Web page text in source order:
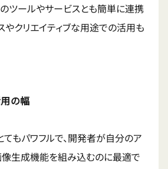
のツールやサービスとも簡単に連携
やクリエイティブな用途での活用も
の幅
てもパワフルで、開発者が自分のア
像生成機能を組み込むのに最適で